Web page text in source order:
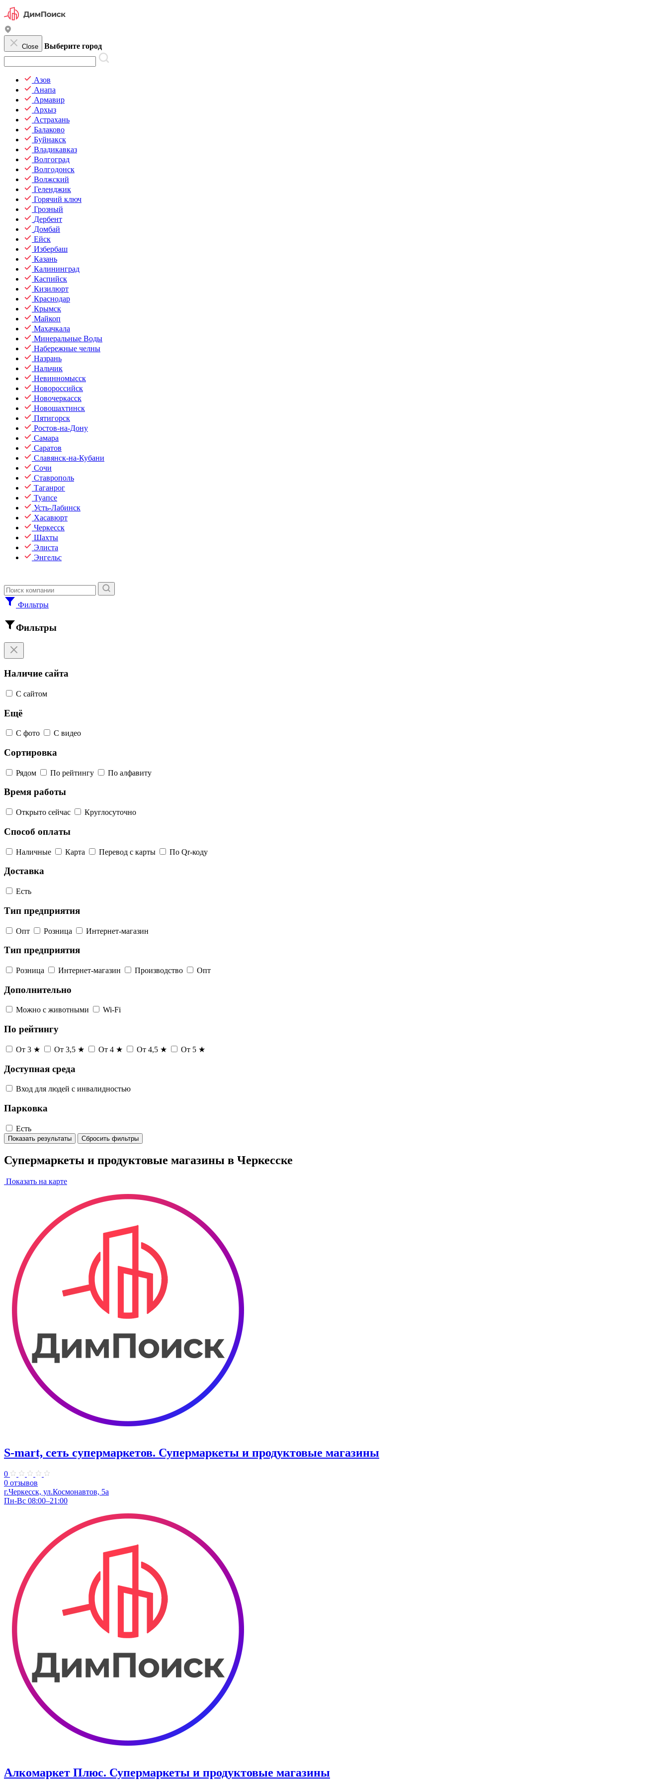
Close Выберите город
Азов
Анапа
Армавир
Архыз
Астрахань
Балаково
Буйнакск
Владикавказ
Волгоград
Волгодонск
Волжский
Геленджик
Горячий ключ
Грозный
Дербент
Домбай
Ейск
Избербаш
Казань
Калининград
Каспийск
Кизилюрт
Краснодар
Крымск
Майкоп
Махачкала
Минеральные Воды
Набережные челны
Назрань
Нальчик
Невинномысск
Новороссийск
Новочеркасск
Новошахтинск
Пятигорск
Ростов-на-Дону
Самара
Саратов
Славянск-на-Кубани
Сочи
Ставрополь
Таганрог
Туапсе
Усть-Лабинск
Хасавюрт
Черкесск
Шахты
Элиста
Энгельс
Фильтры
Фильтры
Наличие сайта
С сайтом
Ещё
С фото С видео
Сортировка
Рядом По рейтингу По алфавиту
Время работы
Открыто сейчас Круглосуточно
Способ оплаты
Наличные Карта Перевод с карты По Qr-коду
Доставка
Есть
Тип предприятия
Опт Розница Интернет-магазин
Тип предприятия
Розница Интернет-магазин Производство Опт
Дополнительно
Можно с животными Wi-Fi
По рейтингу
От 3 ★ От 3,5 ★ От 4 ★ От 4,5 ★ От 5 ★
Доступная среда
Вход для людей с инвалидностью
Парковка
Есть
Показать результаты Сбросить фильтры
Супермаркеты и продуктовые магазины в Черкесске
Показать на карте
S-mart, сеть супермаркетов. Супермаркеты и продуктовые магазины
0
0 отзывов
г.Черкесск, ул.Космонавтов, 5а
Пн-Вс 08:00–21:00
Алкомаркет Плюс. Супермаркеты и продуктовые магазины